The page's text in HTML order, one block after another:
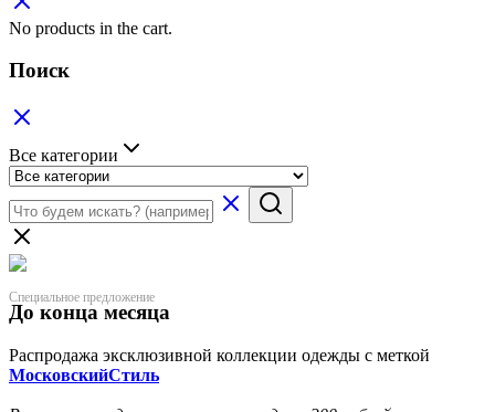
No products in the cart.
Поиск
Все категории
Специальное предложение
До конца месяца
Распродажа эксклюзивной коллекции одежды с меткой
МосковскийСтиль